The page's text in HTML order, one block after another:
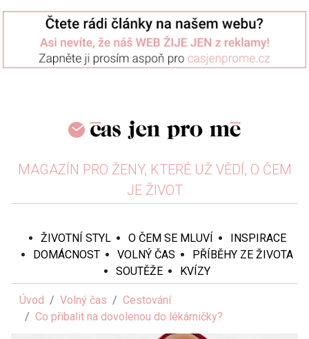
MAGAZÍN PRO ŽENY, KTERÉ UŽ VĚDÍ, O ČEM
JE ŽIVOT
ŽIVOTNÍ STYL O ČEM SE MLUVÍ
INSPIRACE
DOMÁCNOST
VOLNÝ ČAS
PŘÍBĚHY ZE ŽIVOTA
SOUTĚŽE
KVÍZY
Úvod Volný čas
Cestování
Co přibalit na dovolenou do lékárničky?